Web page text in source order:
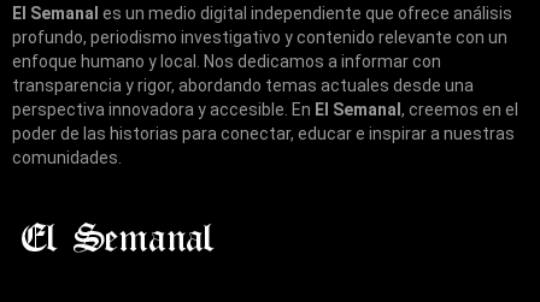
El Semanal es un medio digital independiente que ofrece análisis
profundo, periodismo investigativo y contenido relevante con un
enfoque humano y local. Nos dedicamos a informar con
transparencia y rigor, abordando temas actuales desde una
perspectiva innovadora y accesible. En El Semanal , creemos en el
poder de las historias para conectar, educar e inspirar a nuestras
comunidades.